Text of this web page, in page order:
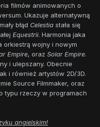
filmów animowanych o
Ukazuje alternatywną
błąd Celestia stała się
Equestrii. Harmonia jaka
orkiestrą wojny i nowym
Empire, oraz Solar Empire.
i ulepszany. Obecnie
i również artystów 2D/3D.
Source Filmmaker, oraz
typu rzeczy w programach
angielskim!